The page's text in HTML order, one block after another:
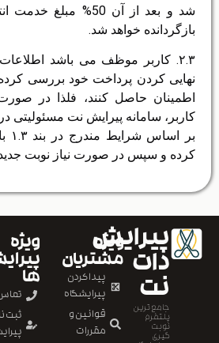
شد و بعد از آن 50%
بازگردانده خواهد شد.
۲.۳. کاربر موظف می باشد اطلاعات
نهایی کردن پرداخت خود بررسی
اطمینان حاصل کنند، فلذا در
کاربر، سامانه پیرایش نت مسئولیتی در
بر
کرده و سپس در صورت نیاز نوبت جدید
پیرایش
دات
نت
جامع ترین
پلتفرم
نوبت
گیری
ویژه
مشتریان
پیدا کردن
پیرایشگاه
قوانین و
مقررات
ویژه
ها
تماس
ثبت نام